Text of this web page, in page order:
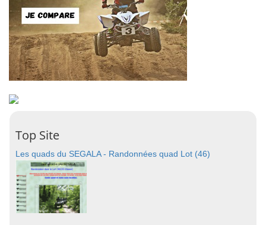
Top Site
Les quads du SEGALA - Randonnées quad Lot (46)